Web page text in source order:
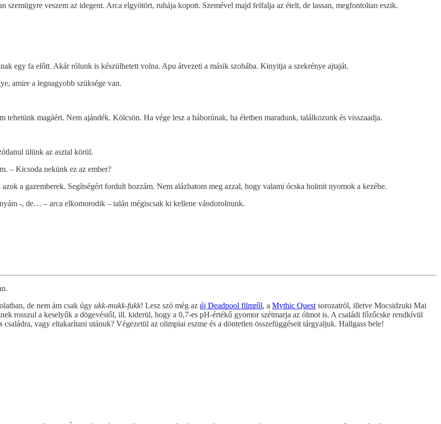
szemügyre veszem az idegent. Arca elgyötört, ruhája kopott. Szemével majd felfalja az ételt, de lassan, megfontoltan eszik.
egy fa előtt. Akár rólunk is készülhetett volna. Apu átvezeti a másik szobába. Kinyitja a szekrénye ajtaját.
amire a legnagyobb szüksége van.
tehetünk magáért. Nem ajándék. Kölcsön. Ha vége lesz a háborúnak, ha életben maradunk, találkozunk és visszaadja.
ülünk az asztal körül.
– Kicsoda nekünk ez az ember?
a gazemberek. Segítségért fordult hozzám. Nem alázhatom meg azzal, hogy valami ócska holmit nyomok a kezébe.
-, de… – arca elkomorodik – talán mégiscsak ki kellene vándorolnunk.
de nem ám csak úgy ukk-mukk-fukk! Lesz szó még az új Deadpool filmről, a Mythic Quest sorozatról, illetve Mocsidzuki Mai
rosszul a keselyűk a dögevéstől, ill. kiderül, hogy a 0,7-es pH-értékű gyomor szétmarja az ólmot is. A családi főzőcske rendkívül
vagy eltakarítani utánuk? Végezetül az olimpiai eszme és a döntetlen összefüggéseit tárgyaljuk. Hallgass bele!